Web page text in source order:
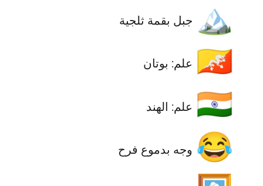
🏔️ جبل بقمة ثلجية
🇧🇹 علم: بوتان
🇮🇳 علم: الهند
😂 وجه بدموع فرح